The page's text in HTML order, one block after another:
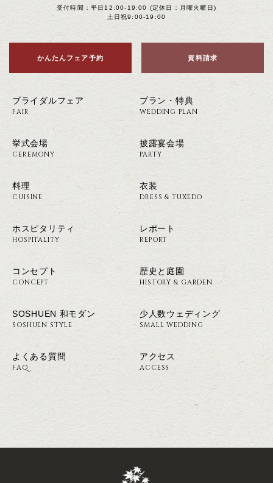
受付時間：平日12:00-19:00 (定休日：月曜火曜日)
土日祝9:00-19:00
かんたんフェア予約 資料請求
ブライダルフェア
FAIR
プラン・特典
WEDDING PLAN
挙式会場
CEREMONY
披露宴会場
PARTY
料理
CUISINE
衣装
DRESS & TUXEDO
ホスピタリティ
HOSPITALITY
レポート
REPORT
コンセプト
CONCEPT
歴史と庭園
HISTORY & GARDEN
SOSHUEN 和モダン
SOSHUEN STYLE
少人数ウェディング
SMALL WEDDING
よくある質問
FAQ
アクセス
ACCESS